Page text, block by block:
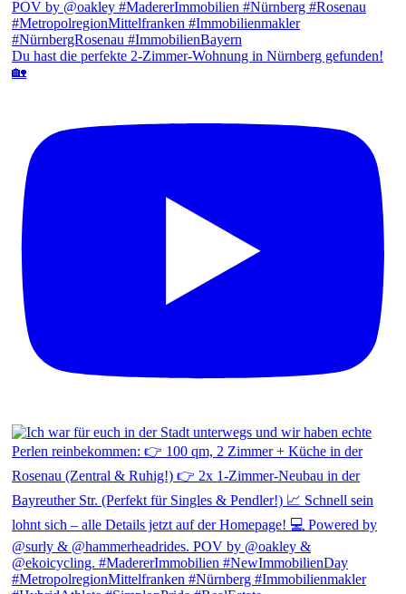
Du hast die perfekte 2-Zimmer-Wohnung in Nürnberg gefunden!
🏡